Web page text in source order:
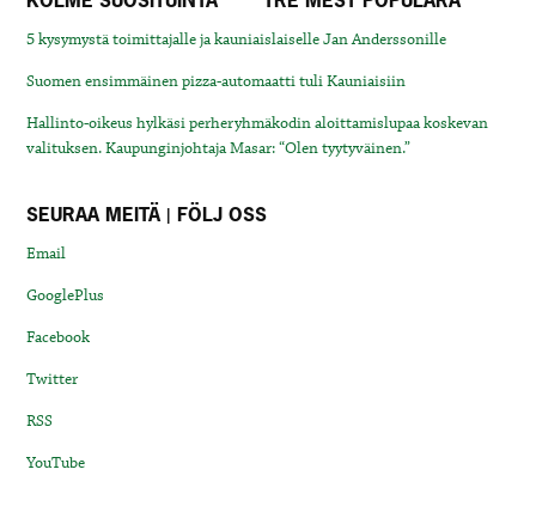
5 kysymystä toimittajalle ja kauniaislaiselle Jan Anderssonille
Suomen ensimmäinen pizza-automaatti tuli Kauniaisiin
Hallinto-oikeus hylkäsi perheryhmäkodin aloittamislupaa koskevan
valituksen. Kaupunginjohtaja Masar: “Olen tyytyväinen.”
SEURAA MEITÄ | FÖLJ OSS
Email
GooglePlus
Facebook
Twitter
RSS
YouTube